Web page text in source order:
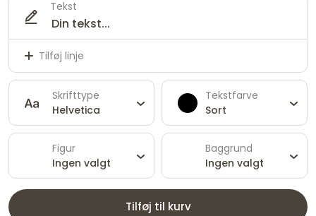
Tekst
Tilføj linje
Skrifttype
Helvetica
Tekstfarve
Sort
Figur
Ingen valgt
Baggrund
Ingen valgt
Tilføj til kurv